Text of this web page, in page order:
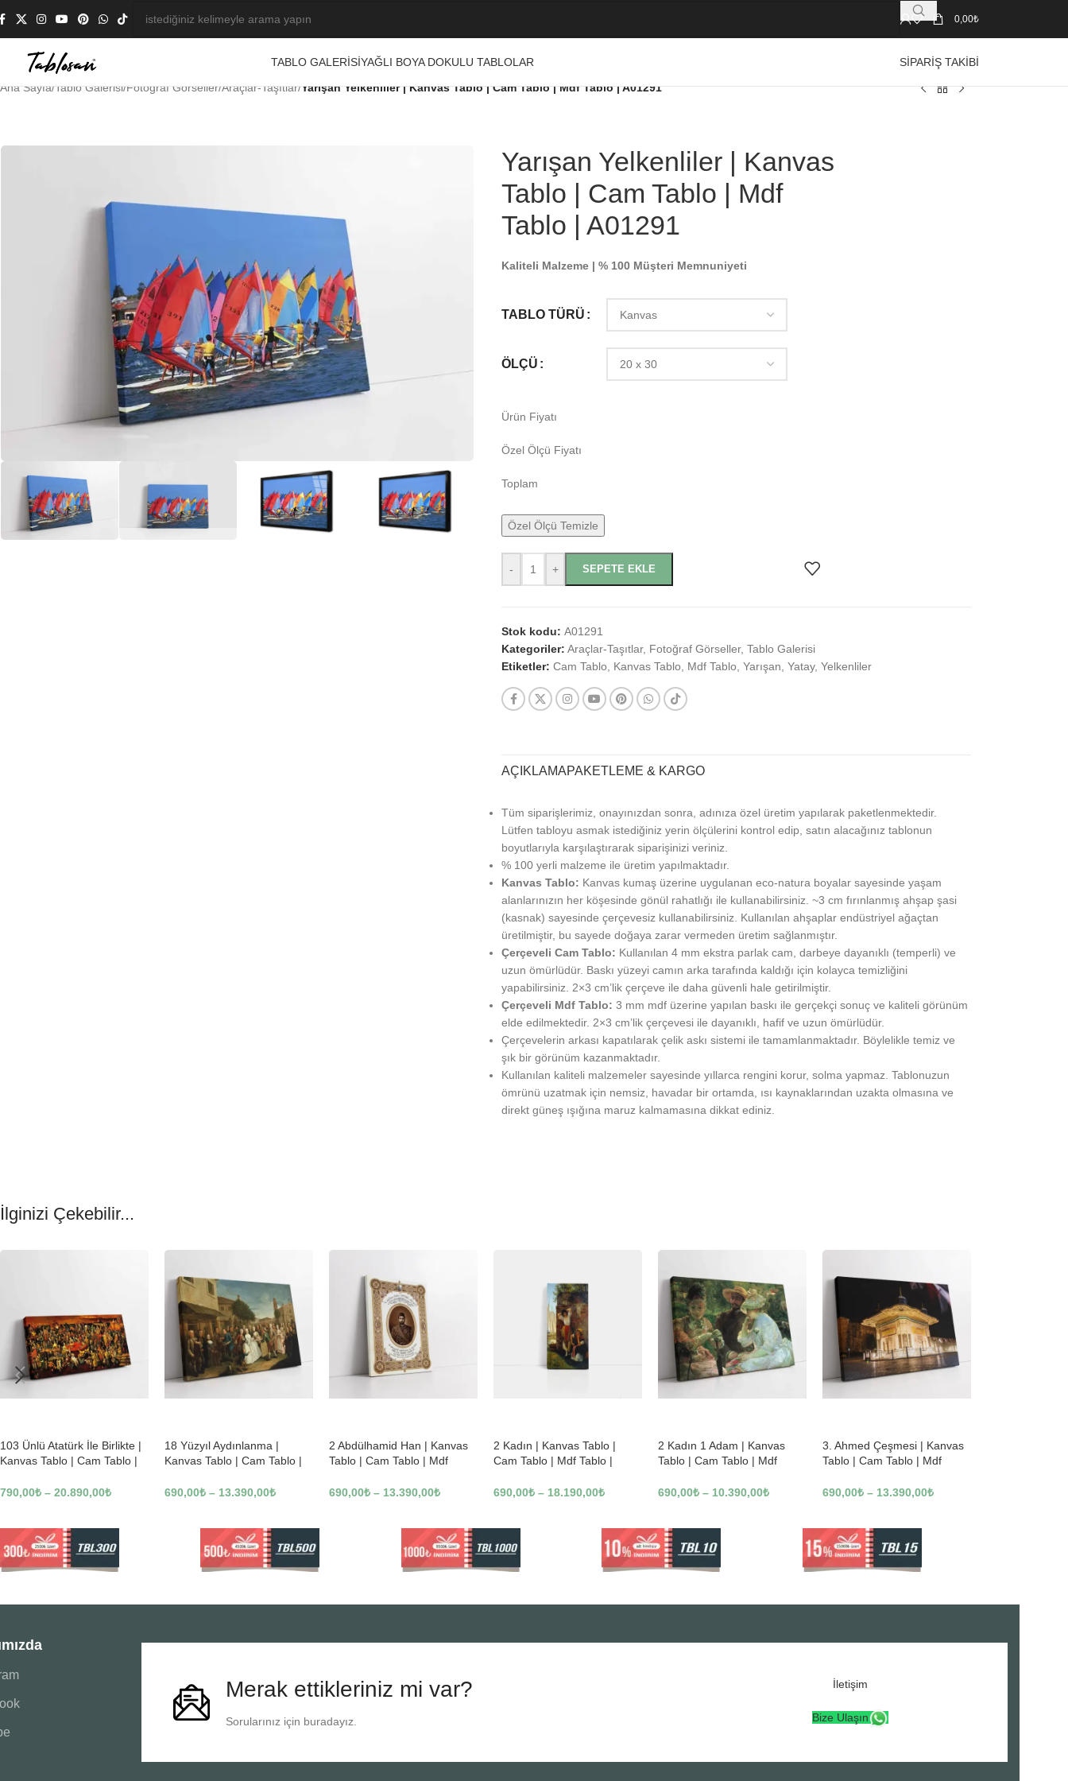
0,00₺
TABLO GALERISIYAĞLI BOYA DOKULU TABLOLAR SIPARIŞ TAKIBI
Ana Sayfa/ Tablo Galerisi/Fotoğraf Görseller/Araçlar-Taşıtlar/Yarışan Yelkenliler | Kanvas Tablo | Cam Tablo | Mdf Tablo | A01291
Yarışan Yelkenliler | Kanvas
Tablo | Cam Tablo | Mdf
Tablo | A01291
Kaliteli Malzeme | % 100 Müşteri Memnuniyeti
TABLO TÜRÜ
ÖLÇÜ
Ürün Fiyatı
Özel Ölçü Fiyatı
Toplam
Özel Ölçü Temizle
- + SEPETE EKLE
Stok kodu: A01291
Kategoriler: Araçlar-Taşıtlar, Fotoğraf Görseller, Tablo Galerisi
Etiketler: Cam Tablo Kanvas Tablo Mdf Tablo Yarışan Yatay, Yelkenliler
AÇIKLAMAPAKETLEME & KARGO
Tüm siparişlerimiz, onayınızdan sonra, adınıza özel üretim yapılarak paketlenmektedir.
Lütfen tabloyu asmak istediğiniz yerin ölçülerini kontrol edip, satın alacağınız tablonun
boyutlarıyla karşılaştırarak siparişinizi veriniz.
% 100 yerli malzeme ile üretim yapılmaktadır.
Kanvas Tablo: Kanvas kumaş üzerine uygulanan eco-natura boyalar sayesinde yaşam
alanlarınızın her köşesinde gönül rahatlığı ile kullanabilirsiniz. ~3 cm fırınlanmış ahşap şasi
(kasnak) sayesinde çerçevesiz kullanabilirsiniz. Kullanılan ahşaplar endüstriyel ağaçtan
üretilmiştir, bu sayede doğaya zarar vermeden üretim sağlanmıştır.
Çerçeveli Cam Tablo: Kullanılan 4 mm ekstra parlak cam, darbeye dayanıklı (temperli) ve
uzun ömürlüdür. Baskı yüzeyi camın arka tarafında kaldığı için kolayca temizliğini
yapabilirsiniz. 2×3 cm’lik çerçeve ile daha güvenli hale getirilmiştir.
Çerçeveli Mdf Tablo: 3 mm mdf üzerine yapılan baskı ile gerçekçi sonuç ve kaliteli görünüm
elde edilmektedir. 2×3 cm’lik çerçevesi ile dayanıklı, hafif ve uzun ömürlüdür.
Çerçevelerin arkası kapatılarak çelik askı sistemi ile tamamlanmaktadır. Böylelikle temiz ve
şık bir görünüm kazanmaktadır.
Kullanılan kaliteli malzemeler sayesinde yıllarca rengini korur, solma yapmaz. Tablonuzun
ömrünü uzatmak için nemsiz, havadar bir ortamda, ısı kaynaklarından uzakta olmasına ve
direkt güneş ışığına maruz kalmamasına dikkat ediniz.
İlginizi Çekebilir...
103 Ünlü Atatürk İle Birlikte |
Kanvas Tablo | Cam Tablo |
790,00₺ – 20.890,00₺
18 Yüzyıl Aydınlanma |
Kanvas Tablo | Cam Tablo |
690,00₺ – 13.390,00₺
2 Abdülhamid Han | Kanvas
Tablo | Cam Tablo | Mdf
690,00₺ – 13.390,00₺
2 Kadın | Kanvas Tablo |
Cam Tablo | Mdf Tablo |
690,00₺ – 18.190,00₺
2 Kadın 1 Adam | Kanvas
Tablo | Cam Tablo | Mdf
690,00₺ – 10.390,00₺
3. Ahmed Çeşmesi | Kanvas
Tablo | Cam Tablo | Mdf
690,00₺ – 13.390,00₺
Merak ettikleriniz mi var?
Sorularınız için buradayız.
İletişim
Bize Ulaşın